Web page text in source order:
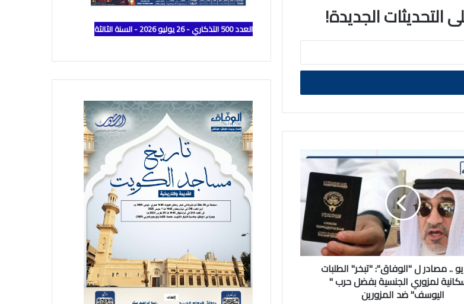
التحديثات الجديدة!
.. مصادر ل "الوفاق": "تبخر" الطلبات
لمزوري الجنسية بفضل حرب "
اليوسف" ضد المزورين
العدد 500 التذكاري - 26 يوليو 2026 - السنة الثالثة